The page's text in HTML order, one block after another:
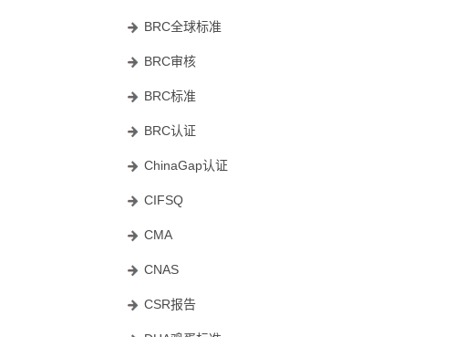
BRC全球标准
BRC审核
BRC标准
BRC认证
ChinaGap认证
CIFSQ
CMA
CNAS
CSR报告